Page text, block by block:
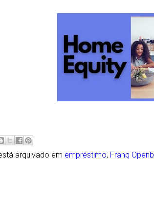
arquivado em empréstimo, Franq